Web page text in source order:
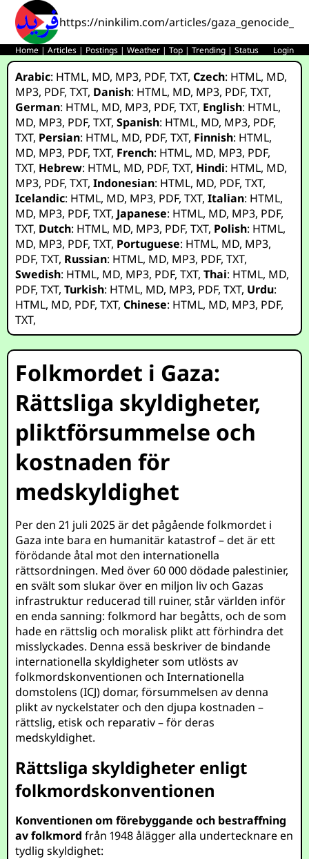
https://ninkilim.com/articles/
Home |Articles | Postings |Weather |Top |Trending |Status Login
Arabic: HTML, MD, MP3, PDF,TXT,Czech: HTML, MD,
MP3, PDF,TXT, Danish: HTML, MD, MP3, PDF,TXT,
German: HTML, MD, MP3, PDF,TXT, English: HTML,
MD, MP3, PDF,TXT,Spanish: HTML, MD, MP3, PDF,
TXT, Persian: HTML, MD, PDF,TXT, Finnish: HTML,
MD, MP3, PDF,TXT, French: HTML, MD, MP3, PDF,
TXT, Hebrew: HTML, MD, PDF,TXT, Hindi: HTML, MD,
MP3, PDF,TXT,Indonesian: HTML, MD, PDF,TXT,
Icelandic: HTML, MD, MP3, PDF,TXT,Italian: HTML,
MD, MP3, PDF,TXT, Japanese: HTML, MD, MP3, PDF,
TXT, Dutch: HTML, MD, MP3, PDF,TXT, Polish: HTML,
MD, MP3, PDF,TXT, Portuguese: HTML, MD, MP3,
PDF,TXT, Russian: HTML, MD, MP3, PDF,TXT,
Swedish: HTML, MD, MP3, PDF,TXT,Thai: HTML, MD,
PDF,TXT,Turkish: HTML, MD, MP3, PDF,TXT, Urdu:
HTML, MD, PDF,TXT,Chinese: HTML, MD, MP3, PDF,
TXT,
Folkmordet i Gaza:
Rättsliga skyldigheter,
pliktförsummelse och
kostnaden för
medskyldighet
Per den 21 juli 2025 är det pågående folkmordet i
Gaza inte bara en humanitär katastrof – det är ett
förödande åtal mot den internationella
rättsordningen. Med över 60 000 dödade palestinier,
en svält som slukar över en miljon liv och Gazas
infrastruktur reducerad till ruiner, står världen inför
en enda sanning: folkmord har begåtts, och de som
hade en rättslig och moralisk plikt att förhindra det
misslyckades. Denna essä beskriver de bindande
internationella skyldigheter som utlösts av
folkmordskonventionen och Internationella
domstolens (ICJ) domar, försummelsen av denna
plikt av nyckelstater och den djupa kostnaden –
rättslig, etisk och reparativ – för deras
medskyldighet.
Rättsliga skyldigheter enligt
folkmordskonventionen
Konventionen om förebyggande och bestraffning
av folkmord från 1948 ålägger alla undertecknare en
tydlig skyldighet: